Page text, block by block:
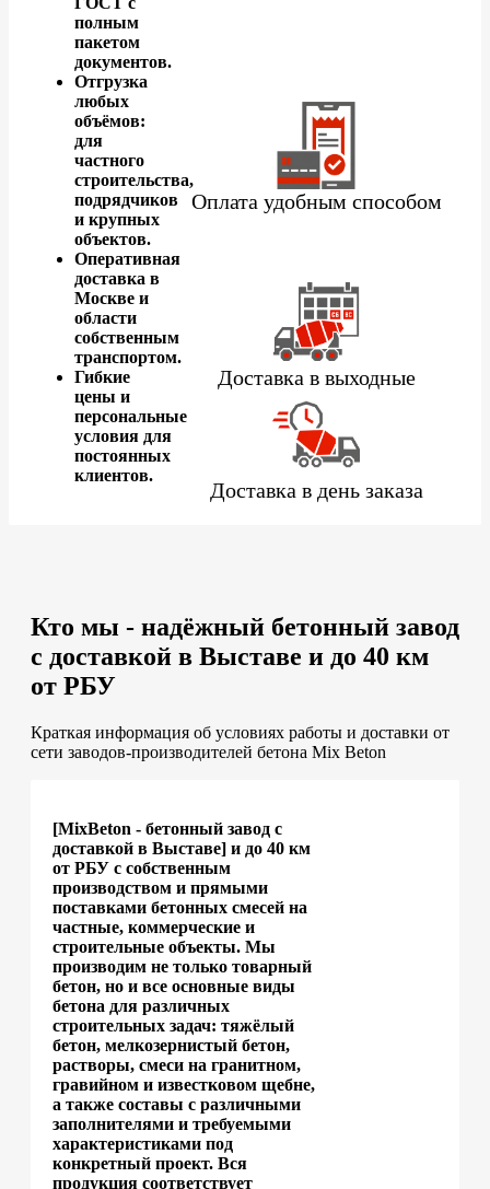
полным
пакетом
документов.
Отгрузка
любых
объёмов:
для
частного
строительства,
подрядчиков
и крупных
объектов.
Оперативная
доставка в
Москве и
области
собственным
транспортом.
Гибкие
цены и
персональные
условия для
постоянных
клиентов.
Оплата удобным способом
Доставка в выходные
Доставка в день заказа
Кто мы - надёжный бетонный завод
с доставкой в Выставе и до 40 км
от РБУ
Краткая информация об условиях работы и доставки от
сети заводов-производителей бетона Mix Beton
[MixBeton - бетонный завод с
доставкой в Выставе] и до 40 км
от РБУ с собственным
производством и прямыми
поставками бетонных смесей на
частные, коммерческие и
строительные объекты. Мы
производим не только товарный
бетон, но и все основные виды
бетона для различных
строительных задач: тяжёлый
бетон, мелкозернистый бетон,
растворы, смеси на гранитном,
гравийном и известковом щебне,
а также составы с различными
заполнителями и требуемыми
характеристиками под
конкретный проект. Вся
продукция соответствует